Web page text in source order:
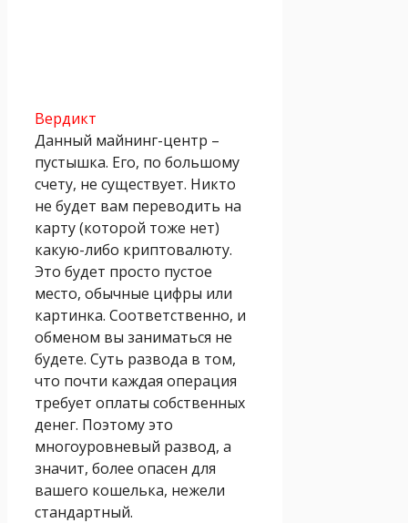
Вердикт
Данный майнинг-центр –
пустышка. Его, по большому
счету, не существует. Никто
не будет вам переводить на
карту (которой тоже нет)
какую-либо криптовалюту.
Это будет просто пустое
место, обычные цифры или
картинка. Соответственно, и
обменом вы заниматься не
будете. Суть развода в том,
что почти каждая операция
требует оплаты собственных
денег. Поэтому это
многоуровневый развод, а
значит, более опасен для
вашего кошелька, нежели
стандартный.